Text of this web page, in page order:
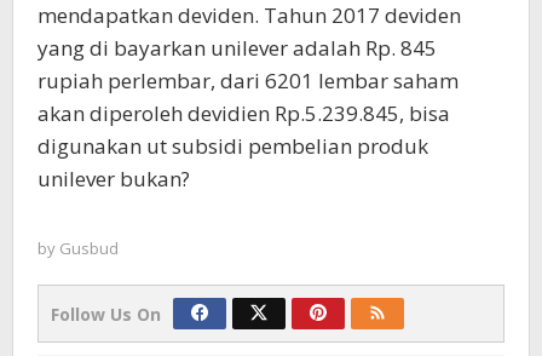
mendapatkan deviden. Tahun 2017 deviden
yang di bayarkan unilever adalah Rp. 845
rupiah perlembar, dari 6201 lembar saham
akan diperoleh devidien Rp.5.239.845, bisa
digunakan ut subsidi pembelian produk
unilever bukan?
by Gusbud
Follow Us On